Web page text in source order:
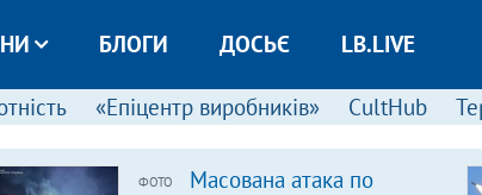
БЛОГИ ДОСЬЄ LB.LIVE
«Епіцентр виробників» CultHub
ФОТО
Масована атака по